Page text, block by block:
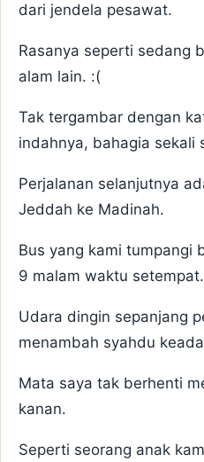
dari jendela pesawat.
Rasanya seperti sedang
alam lain. :(
Tak tergambar dengan
indahnya, bahagia sekali
Perjalanan selanjutnya
Jeddah ke Madinah.
Bus yang kami tumpangi
9 malam waktu setempat.
Udara dingin sepanjang
menambah syahdu
Mata saya tak berhenti
kanan.
Seperti seorang anak